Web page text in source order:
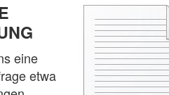
eine
etwa